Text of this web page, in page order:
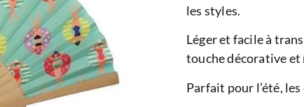
les styles.
Léger et facile à
touche décorative
Parfait pour l’été,